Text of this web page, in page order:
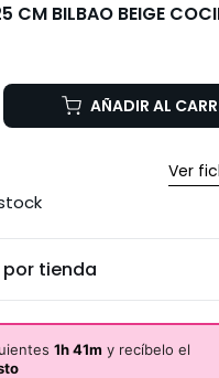
CM BILBAO BEIGE
AÑADIR AL
Ver
tienda
1h 41m y recíbelo el